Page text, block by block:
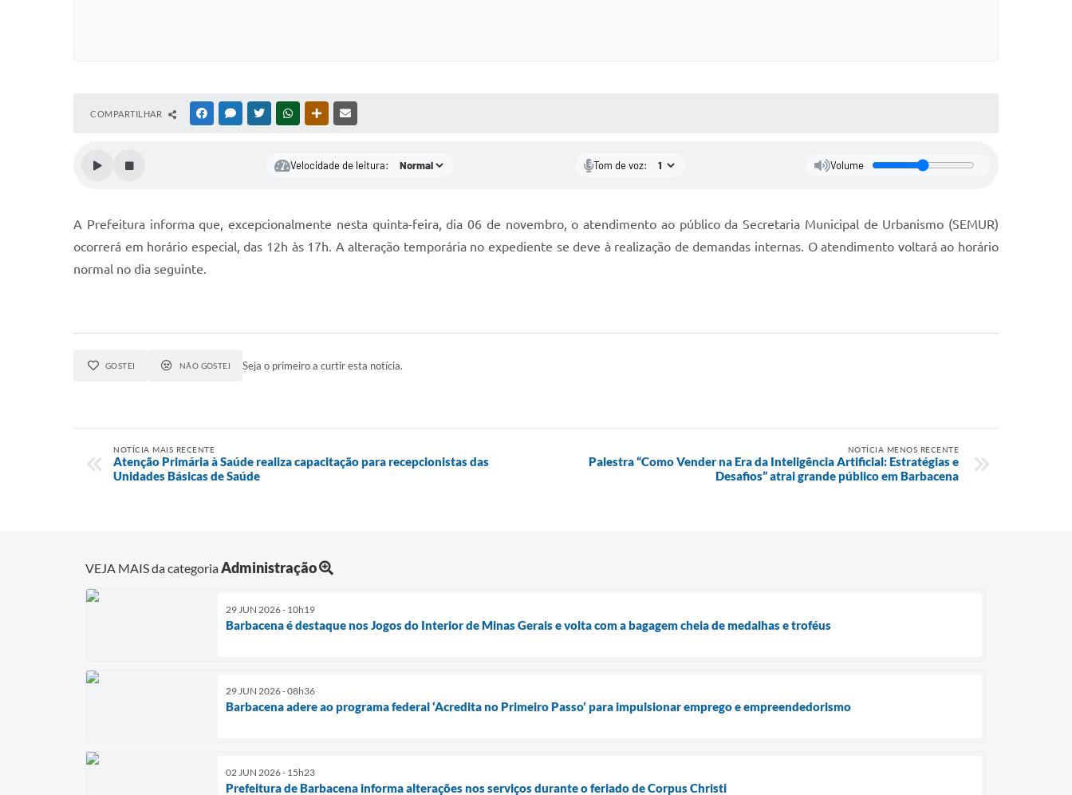
COMPARTILHAR FACEBOOKMESSENGER
TWITTERWHATSAPPOUTRAS MÍDIAS
Velocidade de leitura: Tom de voz: Volume
A Prefeitura informa que, excepcionalmente nesta quinta-feira, dia 06 de novembro, o atendimento ao público da Secretaria Municipal de Urbanismo (SEMUR)
ocorrerá em horário especial, das 12h às 17h. A alteração temporária no expediente se deve à realização de demandas internas. O atendimento voltará ao horário
normal no dia seguinte.
GOSTEI NÃO GOSTEI Seja o primeiro a curtir esta notícia.
NOTÍCIA MAIS RECENTE
Atenção Primária à Saúde realiza capacitação para recepcionistas das
Unidades Básicas de Saúde
NOTÍCIA MENOS RECENTE
Palestra “Como Vender na Era da Inteligência Artificial: Estratégias e
Desafios” atrai grande público em Barbacena
VEJA MAIS da categoriaAdministração
29 JUN 2026 - 10h19
Barbacena é destaque nos Jogos do Interior de Minas Gerais e volta com a bagagem cheia de medalhas e troféus
29 JUN 2026 - 08h36
Barbacena adere ao programa federal ‘Acredita no Primeiro Passo’ para impulsionar emprego e empreendedorismo
02 JUN 2026 - 15h23
Prefeitura de Barbacena informa alterações nos serviços durante o feriado de Corpus Christi